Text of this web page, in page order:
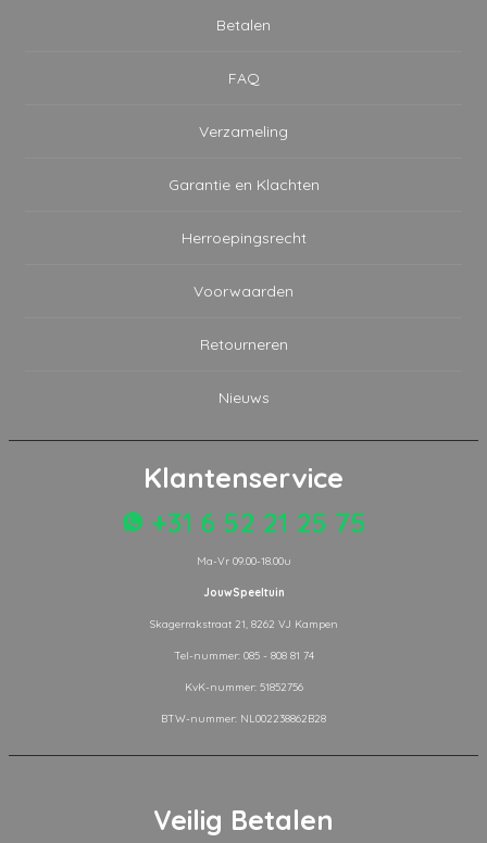
Betalen
FAQ
Verzameling
Garantie en Klachten
Herroepingsrecht
Voorwaarden
Retourneren
Nieuws
Klantenservice
+31 6 52 21 25 75
Ma-Vr 09.00-18.00u
JouwSpeeltuin
Skagerrakstraat 21, 8262 VJ Kampen
Tel-nummer: 085 - 808 81 74
KvK-nummer: 51852756
BTW-nummer: NL002238862B28
Veilig Betalen